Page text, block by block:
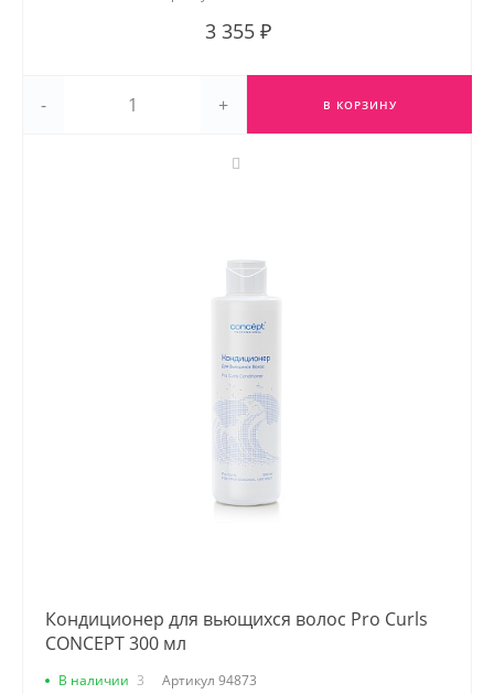
3 355 ₽
- + В КОРЗИНУ
Кондиционер для вьющихся волос Pro Curls
CONCEPT 300 мл
В наличии 3 Артикул 94873